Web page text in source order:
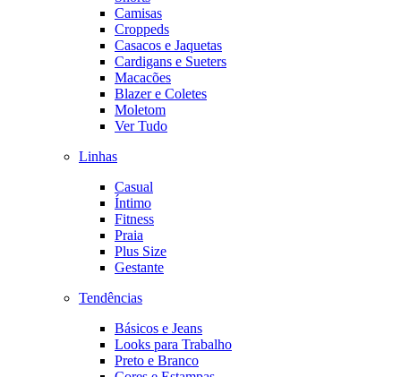
Camisas
Croppeds
Casacos e Jaquetas
Cardigans e Sueters
Macacões
Blazer e Coletes
Moletom
Ver Tudo
Linhas
Casual
Íntimo
Fitness
Praia
Plus Size
Gestante
Tendências
Básicos e Jeans
Looks para Trabalho
Preto e Branco